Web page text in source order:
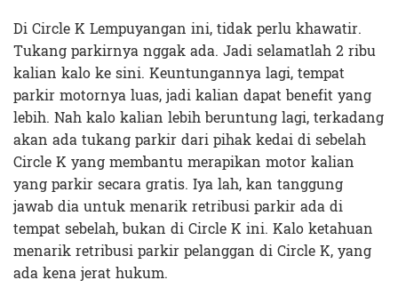
Di Circle K Lempuyangan ini, tidak perlu khawatir.
Tukang parkirnya nggak ada. Jadi selamatlah 2 ribu
kalian kalo ke sini. Keuntungannya lagi, tempat
parkir motornya luas, jadi kalian dapat benefit yang
lebih. Nah kalo kalian lebih beruntung lagi, terkadang
akan ada tukang parkir dari pihak kedai di sebelah
Circle K yang membantu merapikan motor kalian
yang parkir secara gratis. Iya lah, kan tanggung
jawab dia untuk menarik retribusi parkir ada di
tempat sebelah, bukan di Circle K ini. Kalo ketahuan
menarik retribusi parkir pelanggan di Circle K, yang
ada kena jerat hukum.